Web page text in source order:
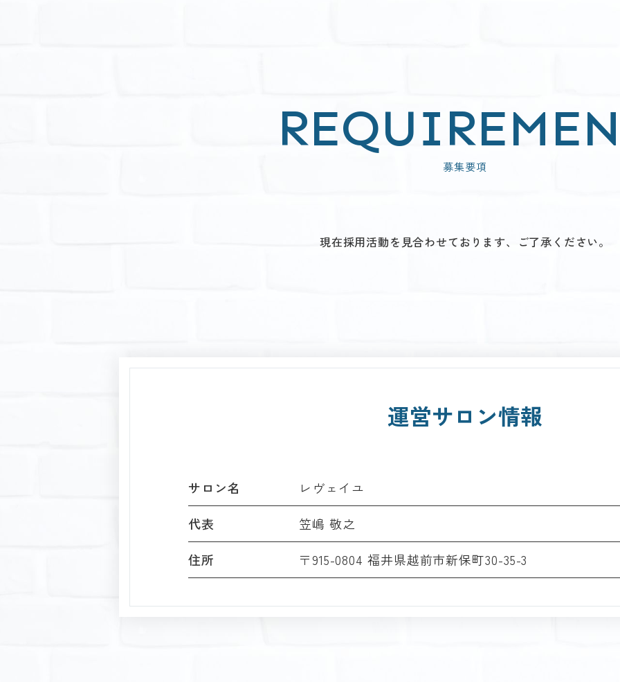
募集要項
現在採用活動を見合わせております、ご了承ください。
運営サロン情報
サロン名 レヴェイユ
代表 笠嶋 敬之
住所 〒915-0804 福井県越前市新保町30-35-3